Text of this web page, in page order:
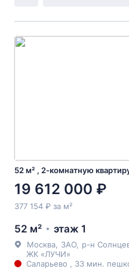
52 м² , 2-комнатную
19 612 000 ₽
377 154 ₽ за м²
52 м² этаж 1
Москва ЗАО р-н
ЖК «ЛУЧИ»
Саларьево , 33 мин.